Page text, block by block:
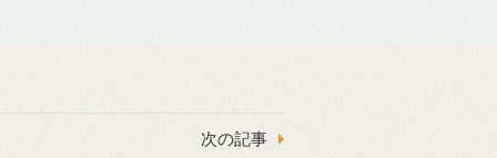
次の記事